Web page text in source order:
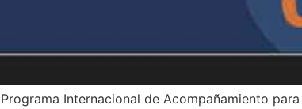
Internacional de Acompañamiento